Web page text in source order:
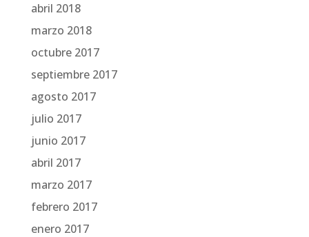
abril 2018
marzo 2018
octubre 2017
septiembre 2017
agosto 2017
julio 2017
junio 2017
abril 2017
marzo 2017
febrero 2017
enero 2017